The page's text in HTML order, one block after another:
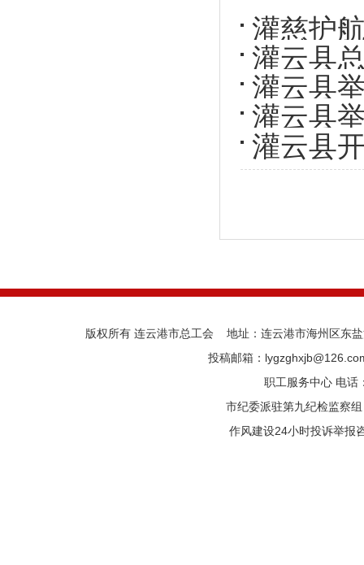
灌慈护
举行
灌云县
灌云县
灌云县
赛活动
灌云县
版权所有 连云港市总工会 地址：连云港市海州区东
投稿邮箱：
职工服务中心 电话
市纪委派驻第九纪检监察
作风建设24小时投诉举报